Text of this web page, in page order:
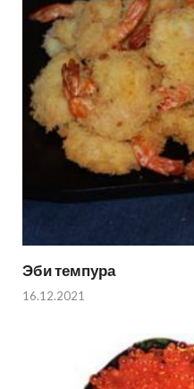
Эби темпура
16.12.2021